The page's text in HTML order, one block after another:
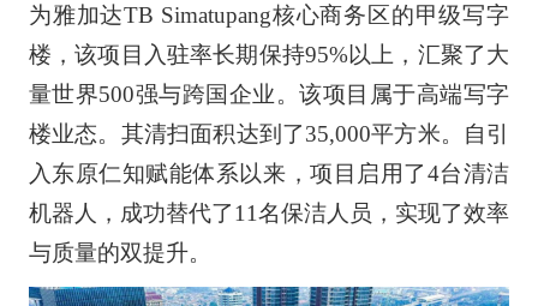
为雅加达TB Simatupang核心商务区的甲级写字
楼，该项目入驻率长期保持95%以上，汇聚了大
量世界500强与跨国企业。该项目属于高端写字
楼业态。其清扫面积达到了35,000平方米。自引
入东原仁知赋能体系以来，项目启用了4台清洁
机器人，成功替代了11名保洁人员，实现了效率
与质量的双提升。